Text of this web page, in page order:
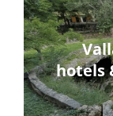
hotels